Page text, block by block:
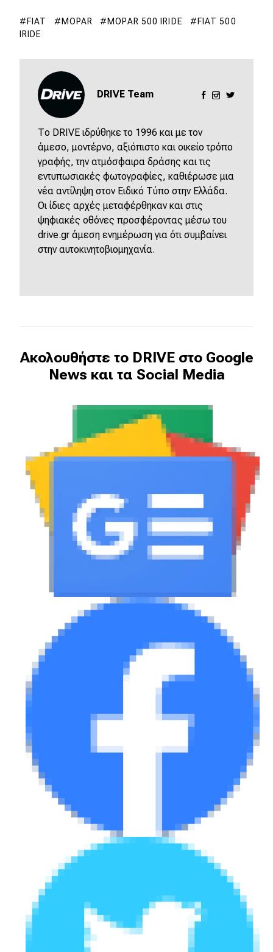
FIAT MOPAR MOPAR 500 IRIDE
FIAT 500
IRIDE
DRIVE Team
Το DRIVE ιδρύθηκε το 1996 και με τον
άμεσο, μοντέρνο, αξιόπιστο και οικείο τρόπο
γραφής, την ατμόσφαιρα δράσης και τις
εντυπωσιακές φωτογραφίες, καθιέρωσε μια
νέα αντίληψη στον Ειδικό Τύπο στην Ελλάδα.
Οι ίδιες αρχές μεταφέρθηκαν και στις
ψηφιακές οθόνες προσφέροντας μέσω του
drive.gr άμεση ενημέρωση για ότι συμβαίνει
στην αυτοκινητοβιομηχανία.
Ακολουθήστε το DRIVE στο Google
News και τα Social Media